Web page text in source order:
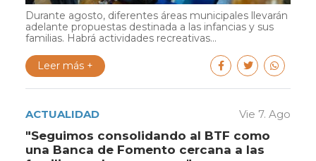
Durante agosto, diferentes áreas municipales llevarán
adelante propuestas destinada a las infancias y sus
familias. Habrá actividades recreativas...
Leer más +
ACTUALIDAD Vie 7. Ago
"Seguimos consolidando al BTF como
una Banca de Fomento cercana a las